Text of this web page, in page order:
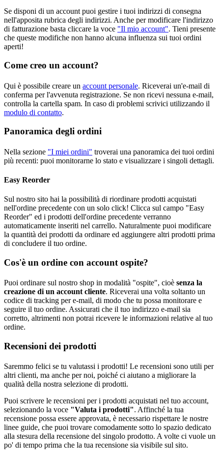
Se disponi di un account puoi gestire i tuoi indirizzi di consegna
nell'apposita rubrica degli indirizzi. Anche per modificare l'indirizzo
di fatturazione basta cliccare la voce "Il mio account". Tieni presente
che queste modifiche non hanno alcuna influenza sui tuoi ordini
aperti!
Come creo un account?
Qui è possibile creare un account personale. Riceverai un'e-mail di
conferma per l'avvenuta registrazione. Se non ricevi nessuna e-mail,
controlla la cartella spam. In caso di problemi scrivici utilizzando il
modulo di contatto.
Panoramica degli ordini
Nella sezione "I miei ordini" troverai una panoramica dei tuoi ordini
più recenti: puoi monitorarne lo stato e visualizzare i singoli dettagli.
Easy Reorder
Sul nostro sito hai la possibilità di riordinare prodotti acquistati
nell'ordine precedente con un solo click! Clicca sul campo "Easy
Reorder" ed i prodotti dell'ordine precedente verranno
automaticamente inseriti nel carrello. Naturalmente puoi modificare
la quantità dei prodotti da ordinare ed aggiungere altri prodotti prima
di concludere il tuo ordine.
Cos'è un ordine con account ospite?
Puoi ordinare sul nostro shop in modalità "ospite", cioè senza la
creazione di un account cliente. Riceverai una volta soltanto un
codice di tracking per e-mail, di modo che tu possa monitorare e
seguire il tuo ordine. Assicurati che il tuo indirizzo e-mail sia
corretto, altrimenti non potrai ricevere le informazioni relative al tuo
ordine.
Recensioni dei prodotti
Saremmo felici se tu valutassi i prodotti! Le recensioni sono utili per
altri clienti, ma anche per noi, poiché ci aiutano a migliorare la
qualità della nostra selezione di prodotti.
Puoi scrivere le recensioni per i prodotti acquistati nel tuo account,
selezionando la voce "Valuta i prodotti". Affinché la tua
recensione possa essere approvata, è necessario rispettare le nostre
linee guide, che puoi trovare comodamente sotto lo spazio dedicato
alla stesura della recensione del singolo prodotto. A volte ci vuole un
po' di tempo prima che la tua recensione sia visibile sul sito.